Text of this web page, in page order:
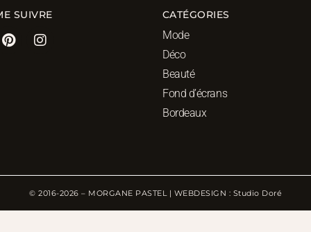
SUIVRE CATÉGORIES
Mode
Déco
Beauté
Fond d’écrans
Bordeaux
© 2016-2026 – MORGANE PASTEL | WEBDESIGN : Studio Doré